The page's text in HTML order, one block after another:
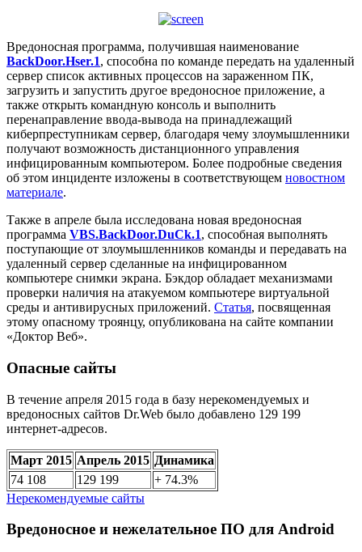
Вредоносная программа, получившая наименование
BackDoor.Hser.1, способна по команде передать на удаленный
сервер список активных процессов на зараженном ПК,
загрузить и запустить другое вредоносное приложение, а
также открыть командную консоль и выполнить
перенаправление ввода-вывода на принадлежащий
киберпреступникам сервер, благодаря чему злоумышленники
получают возможность дистанционного управления
инфицированным компьютером. Более подробные сведения
об этом инциденте изложены в соответствующем новостном
материале.
Также в апреле была исследована новая вредоносная
программа VBS.BackDoor.DuCk.1, способная выполнять
поступающие от злоумышленников команды и передавать на
удаленный сервер сделанные на инфицированном
компьютере снимки экрана. Бэкдор обладает механизмами
проверки наличия на атакуемом компьютере виртуальной
среды и антивирусных приложений. Статья, посвященная
этому опасному троянцу, опубликована на сайте компании
«Доктор Веб».
Опасные сайты
В течение апреля 2015 года в базу нерекомендуемых и
вредоносных сайтов Dr.Web было добавлено 129 199
интернет-адресов.
Март 2015 Апрель 2015 Динамика
74 108
129 199
+ 74.3%
Нерекомендуемые сайты
Вредоносное и нежелательное ПО для Android